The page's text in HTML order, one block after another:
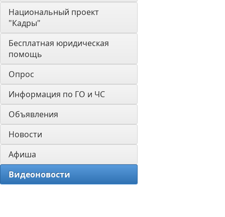
Национальный проект
"Кадры"
Бесплатная юридическая
помощь
Опрос
Информация по ГО и ЧС
Объявления
Новости
Афиша
Видеоновости